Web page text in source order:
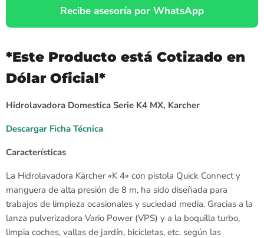
Recibe asesoría por WhatsApp
*Este Producto está Cotizado en
Dólar Oficial*
Hidrolavadora Domestica Serie K4 MX, Karcher
Descargar Ficha Técnica
Características
La Hidrolavadora Kärcher «K 4» con pistola Quick Connect y
manguera de alta presión de 8 m, ha sido diseñada para
trabajos de limpieza ocasionales y suciedad media. Gracias a la
lanza pulverizadora Vario Power (VPS) y a la boquilla turbo,
limpia coches, vallas de jardín, bicicletas, etc. según las